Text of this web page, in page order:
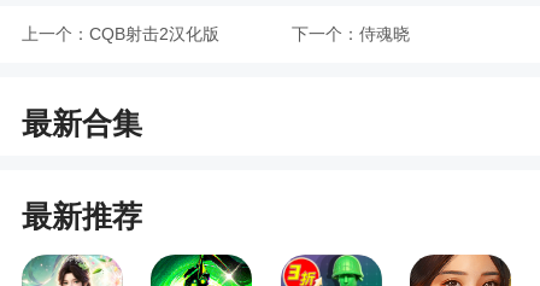
鸽打斗手机游戏，这个简称梦游的作品，可以让玩
2、高清多场景画面呈现，游戏带来了多种好玩
的游戏模式可以选择，游戏中，玩家将扮演主角，
上一个： CQB射击2汉化版 下一个： 侍魂晓
最新合集
最新推荐